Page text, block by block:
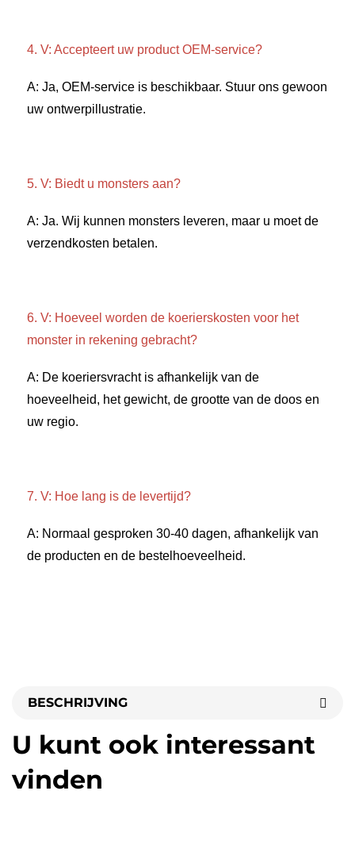
4. V: Accepteert uw product OEM-service?
A: Ja, OEM-service is beschikbaar. Stuur ons gewoon
uw ontwerpillustratie.
5. V: Biedt u monsters aan?
A: Ja. Wij kunnen monsters leveren, maar u moet de
verzendkosten betalen.
6. V: Hoeveel worden de koerierskosten voor het
monster in rekening gebracht?
A: De koeriersvracht is afhankelijk van de
hoeveelheid, het gewicht, de grootte van de doos en
uw regio.
7. V: Hoe lang is de levertijd?
A: Normaal gesproken 30-40 dagen, afhankelijk van
de producten en de bestelhoeveelheid.
BESCHRIJVING
U kunt ook interessant
vinden